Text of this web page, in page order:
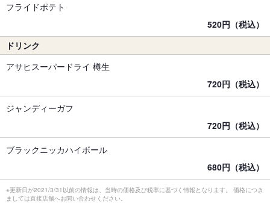
フライドポテト
520円（税込）
ドリンク
アサヒスーパードライ 樽生
720円（税込）
ジャンディーガフ
720円（税込）
ブラックニッカハイボール
680円（税込）
※更新日が2021/3/31以前の情報は、当時の価格及び税率に基づく情報となります。 価格につき
ましては直接店舗へお問い合わせください。